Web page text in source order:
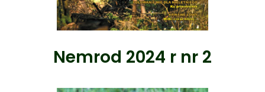
Nemrod 2024 r nr 2